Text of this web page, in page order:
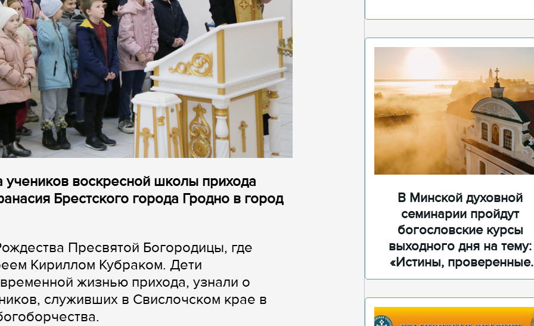
учеников воскресной школы прихода
Брестского города Гродно в город
Пресвятой Богородицы, где
Кириллом Кубраком. Дети
жизнью прихода, узнали о
служивших в Свислочском крае в
В Минской духовной
семинарии пройдут
богословские курсы
выходного дня на тему:
«Истины, проверенные
временем»